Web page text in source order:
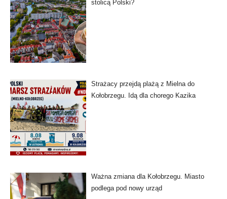
stolicą Polski?
Strażacy przejdą plażą z Mielna do
Kołobrzegu. Idą dla chorego Kazika
Ważna zmiana dla Kołobrzegu. Miasto
podlega pod nowy urząd